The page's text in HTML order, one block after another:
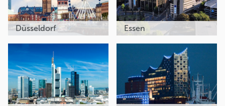
Düsseldorf Essen